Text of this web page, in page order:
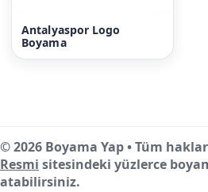
Antalyaspor Logo
Boyama
© 2026 Boyama Yap • Tüm
Resmi sitesindeki yüzlerce
atabilirsiniz.